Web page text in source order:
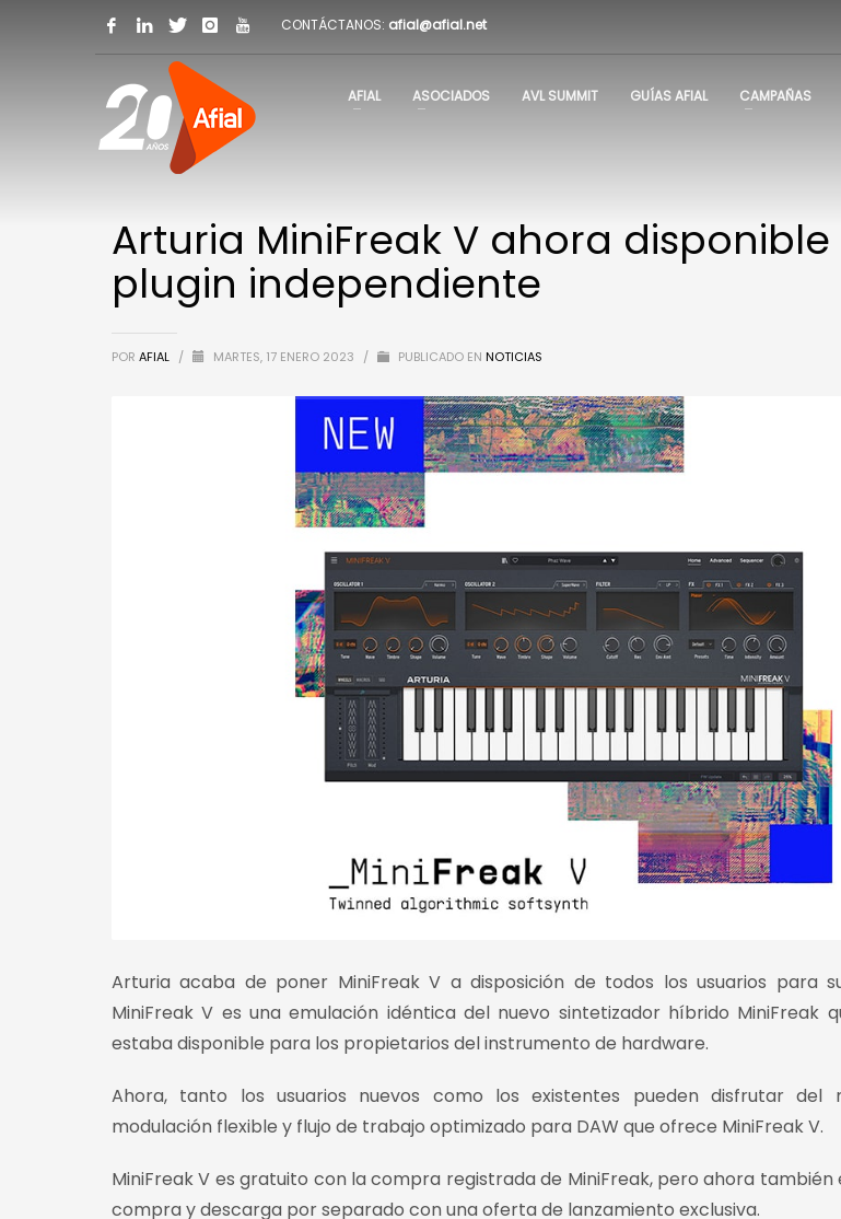
CONTÁCTANOS: afial@afial.net
AFIAL ASOCIADOS AVL SUMMIT GUÍAS AFIAL CAMPAÑAS
Arturia MiniFreak V ahora
plugin independiente
POR AFIAL / MARTES, 17 ENERO 2023 / PUBLICADO EN NOTICIAS
Arturia acaba de poner MiniFreak V a disposición de todos los usuarios para
MiniFreak V es una emulación idéntica del nuevo sintetizador híbrido MiniFreak
estaba disponible para los propietarios del instrumento de hardware.
Ahora, tanto los usuarios nuevos como los existentes pueden disfrutar del
modulación flexible y flujo de trabajo optimizado para DAW que ofrece MiniFreak V.
MiniFreak V es gratuito con la compra registrada de MiniFreak, pero ahora
compra y descarga por separado con una oferta de lanzamiento exclusiva.